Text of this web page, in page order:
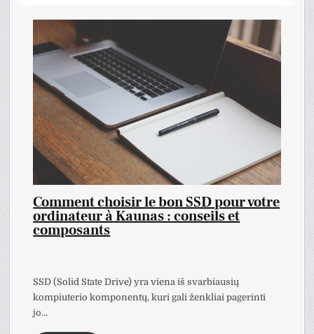
Comment choisir le bon SSD pour votre
ordinateur à Kaunas : conseils et
composants
SSD (Solid State Drive) yra viena iš svarbiausių
kompiuterio komponentų, kuri gali ženkliai pagerinti
jo…